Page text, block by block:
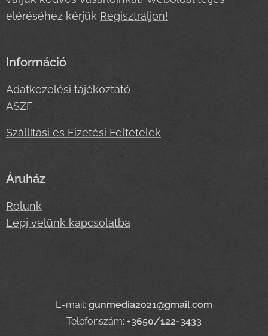
eléréséhez kérjük Regisztráljon!
Információ
Adatkezelési tájékoztató
ASZF
Szállítási és Fizetési Feltételek
Áruház
Rólunk
Lépj velünk kapcsolatba
E-mail: gunmedia2021@gmail.com
Telefonszám: +3650/122-3433